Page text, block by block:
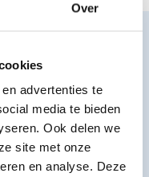
Over
advertenties te
media te bieden
Ook delen we
site met onze
en analyse. Deze
vertrouwd.